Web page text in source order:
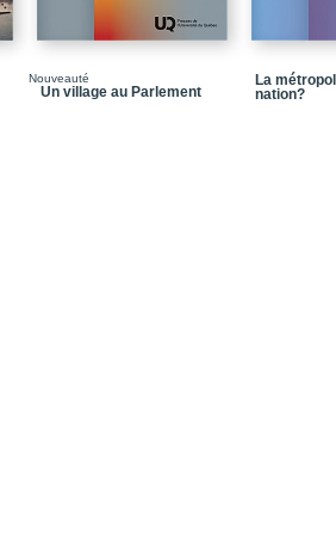
Chapitre 8_La Chine
Chapitre 10_La
Nouveauté
Un village au Parlement
La
nation?